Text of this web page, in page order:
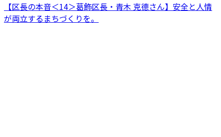
【区長の本音＜14＞葛飾区長・青木 克德さん】安全と人情
が両立するまちづくりを。